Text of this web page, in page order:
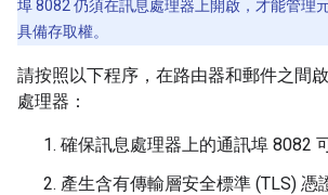
埠 8082 仍須在訊息處理器上開啟，才能管理
具備存取權。
請按照以下程序，在路由器和郵件之間
處理器：
確保訊息處理器上的通訊埠 8082
產生含有傳輸層安全標準 (TLS) 憑